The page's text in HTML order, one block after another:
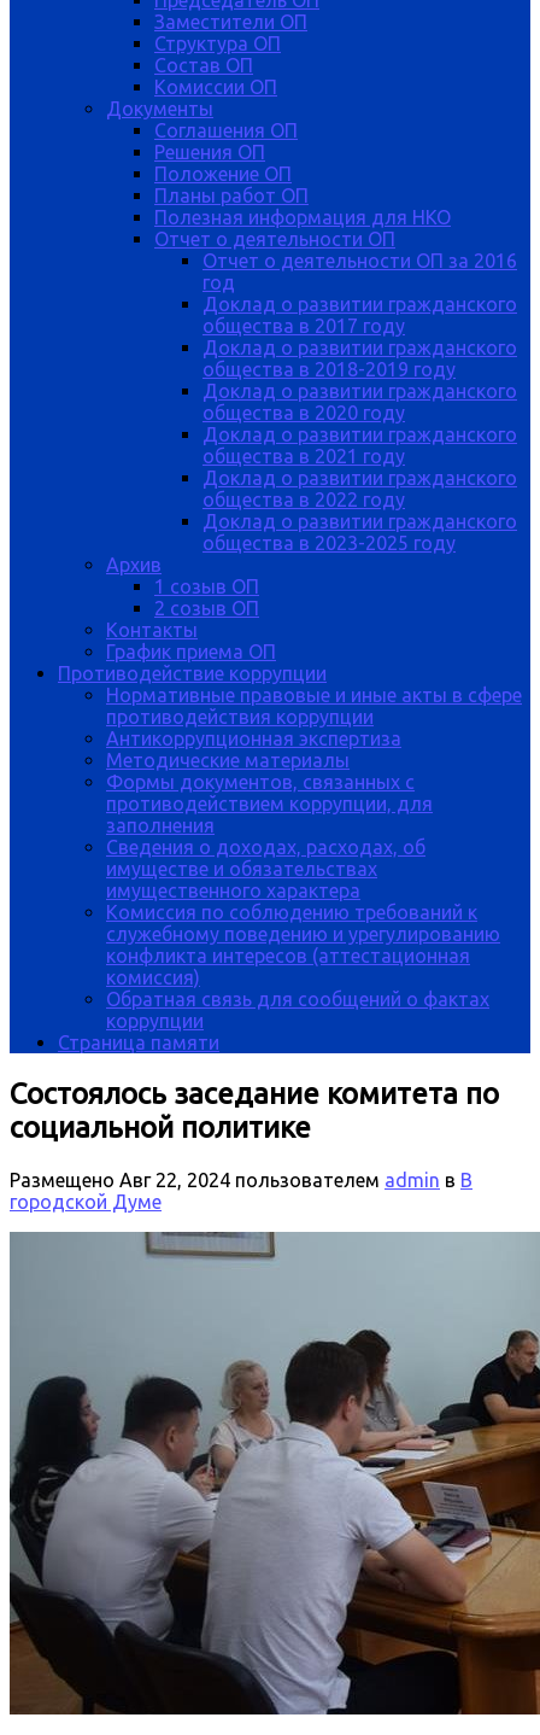
Заместители ОП
Структура ОП
Состав ОП
Комиссии ОП
Документы
Соглашения ОП
Решения ОП
Положение ОП
Планы работ ОП
Полезная информация для НКО
Отчет о деятельности ОП
Отчет о деятельности ОП за 2016
год
Доклад о развитии гражданского
общества в 2017 году
Доклад о развитии гражданского
общества в 2018-2019 году
Доклад о развитии гражданского
общества в 2020 году
Доклад о развитии гражданского
общества в 2021 году
Доклад о развитии гражданского
общества в 2022 году
Доклад о развитии гражданского
общества в 2023-2025 году
Архив
1 созыв ОП
2 созыв ОП
Контакты
График приема ОП
Противодействие коррупции
Нормативные правовые и иные акты в сфере
противодействия коррупции
Антикоррупционная экспертиза
Методические материалы
Формы документов, связанных с
противодействием коррупции, для
заполнения
Сведения о доходах, расходах, об
имуществе и обязательствах
имущественного характера
Комиссия по соблюдению требований к
служебному поведению и урегулированию
конфликта интересов (аттестационная
комиссия)
Обратная связь для сообщений о фактах
коррупции
Страница памяти
Состоялось заседание комитета по
социальной политике
Размещено Авг 22, 2024 пользователем admin в В
городской Думе